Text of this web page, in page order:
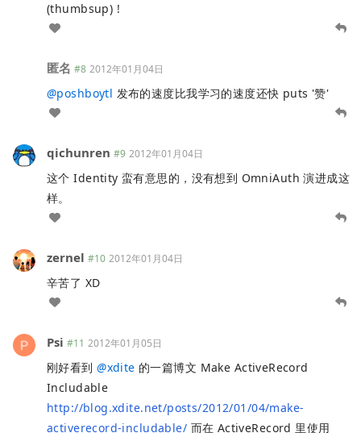
(thumbsup) !
匿名 #8 2012年01月04日
@poshboytl 发布的速度比我学习的速度还快 puts '赞'
qichunren #9 2012年01月04日
这个 Identity 蛮有意思的，没有想到 OmniAuth 演进成这
样。
zernel #10 2012年01月04日
辛苦了 XD
Psi #11 2012年01月05日
刚好看到@xdite 的一篇博文 Make ActiveRecord
Includable
http://blog.xdite.net/posts/2012/01/04/make-
activerecord-includable/ 而在 ActiveRecord 里使用